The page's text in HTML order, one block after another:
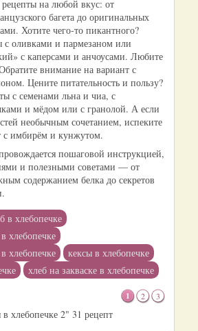
на любой вкус: от
багета до оригинальных
Хотите чего‑то пикантного?
с оливками и пармезаном или
с каперсами и анчоусами. Любите
внимание на вариант с
Цените питательность и пользу?
с семенами льна и чиа, с
и мёдом или с гранолой. А если
необычным сочетанием, испеките
с имбирём и кунжутом.
пошаговой инструкцией,
и полезными советами — от
содержанием белка до секретов
в хлебопечке
хлебопечке
хлебопечке
кексы в хлебопечке
хлеб на закваске в хлебопечке
1 2 3
хлебопечке 2" 31 рецепт